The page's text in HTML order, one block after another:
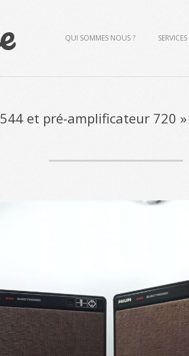
PrimaryQUI SOMMES NOUS ? SERVICES
et pré-amplificateur 720 »